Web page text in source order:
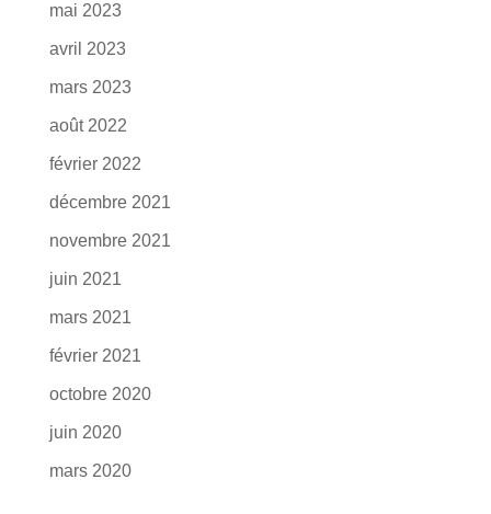
mai 2023
avril 2023
mars 2023
août 2022
février 2022
décembre 2021
novembre 2021
juin 2021
mars 2021
février 2021
octobre 2020
juin 2020
mars 2020